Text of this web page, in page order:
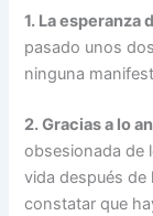
1. La esperanza
pasado unos
ninguna
2. Gracias a lo
obsesionada de
vida después de
constatar que